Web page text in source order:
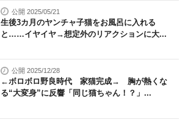
公開 2025/05/21
生後3カ月のヤンチャ子猫をお風呂に入れる
と……イヤイヤ→想定外のリアクションに大...
公開 2025/12/28
←ボロボロ野良時代 家猫完成→ 胸が熱くな
る“大変身”に反響「同じ猫ちゃん！？」...